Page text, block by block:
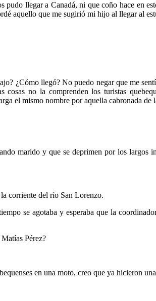
llegar a Canadá, ni que coño hace en
aquello que me sugirió mi hijo al llegar al
¿Cómo llegó? No puedo negar que me
no la comprenden los turistas
el mismo nombre por aquella cabronada de
marido y que se deprimen por los largos
corriente del río San Lorenzo.
se agotaba y esperaba que la
Pérez?
en una moto, creo que ya hicieron